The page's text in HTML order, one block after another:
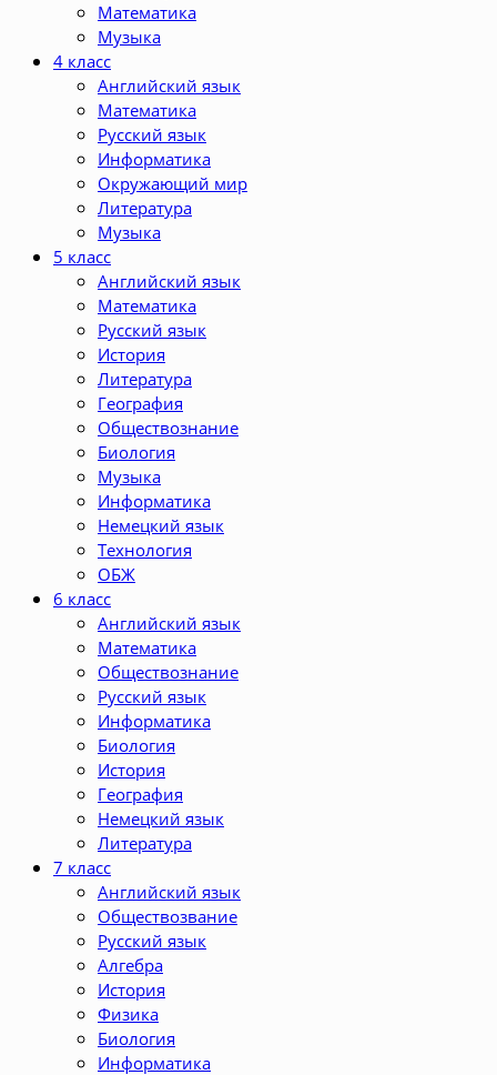
Математика
Музыка
4 класс
Английский язык
Математика
Русский язык
Информатика
Окружающий мир
Литература
Музыка
5 класс
Английский язык
Математика
Русский язык
История
Литература
География
Обществознание
Биология
Музыка
Информатика
Немецкий язык
Технология
ОБЖ
6 класс
Английский язык
Математика
Обществознание
Русский язык
Информатика
Биология
История
География
Немецкий язык
Литература
7 класс
Английский язык
Обществозвание
Русский язык
Алгебра
История
Физика
Биология
Информатика